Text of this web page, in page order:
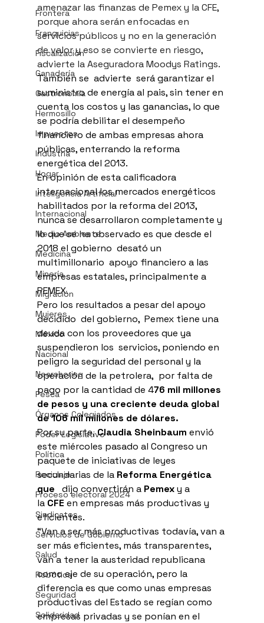
Frontera
Franquicias
Fiscalización
Ganadería
Gastronomía
Hermosillo
Impuestos
Industria
Hogar
Inteligencia Artificial
Internacional
Medio Ambiente
Medicina
Minería
Migración
Mujeres
México
Nacional
Nearshoring
Pesca
Órganos Colegiados
Poder Legislativo
Política
Reciclaje
Proceso electoral 2024
Sindicatos
Servicios de Gobierno
Salud
Robótica
Seguridad
Solidaridad
amenazar las finanzas de Pemex y la CFE,
porque ahora serán enfocadas en
servicios públicos y no en la generación
de valor y eso se convierte en riesgo,
advierte la Aseguradora Moodys Ratings.
También se  advierte  será garantizar el
suministro de energía al pais, sin tener en
cuenta los costos y las ganancias, lo que
se podría debilitar el desempeño
financiero de ambas empresas ahora
públicas, enterrando la reforma
energética del 2013.
En opinión de esta calificadora
internacional los mercados energéticos
habilitados por la reforma del 2013,
nunca se desarrollaron completamente y
lo que se ha observado es que desde el
2018 el gobierno  desató un
multimillonario  apoyo financiero a las
empresas estatales, principalmente a
PEMEX.
Pero los resultados a pesar del apoyo
decidido  del gobierno,  Pemex tiene una
deuda con los proveedores que ya
suspendieron los  servicios, poniendo en
peligro la seguridad del personal y la
operación de la petrolera,  por falta de
pago por la cantidad de 476 mil millones
de pesos y una creciente deuda global
de 106 mil millones de dólares.
Por su parte, Claudia Sheinbaum envió
este miércoles pasado al Congreso un
paquete de iniciativas de leyes
secundarias de la Reforma Energética
que
dijo convertirán a Pemex y a
la CFE en empresas más productivas y
eficientes.
“Van a ser más productivas todavía, van a
ser más eficientes, más transparentes,
van a tener la austeridad republicana
como eje de su operación, pero la
diferencia es que como unas empresas
productivas del Estado se regían como
empresas privadas y se ponían en el